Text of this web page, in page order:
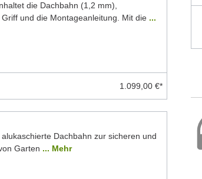
die Dachbahn (1,2 mm),
und die Montageanleitung. Mit die ...
1.099,00 €*
Dachbahn zur sicheren und
Garten ... Mehr